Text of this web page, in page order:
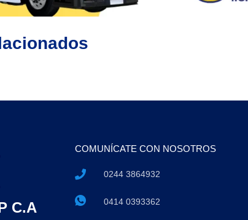
C.A
COMUNÍCATE CON NOSOTROS
0244 3864932
0414 0393362